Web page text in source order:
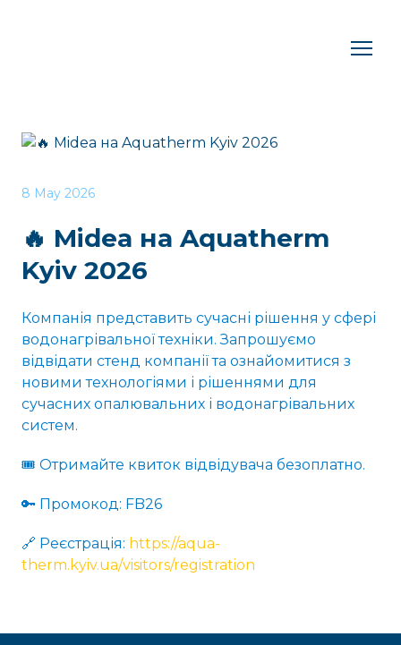
8 May 2026
🔥 Midea на Aquatherm
Kyiv 2026
Компанія представить сучасні рішення у сфері
водонагрівальної техніки. Запрошуємо
відвідати стенд компанії та ознайомитися з
новими технологіями і рішеннями для
сучасних опалювальних і водонагрівальних
систем.
🎟 Отримайте квиток відвідувача безоплатно.
🔑 Промокод: FB26
🔗 Реєстрація: https://aqua-
therm.kyiv.ua/visitors/registration